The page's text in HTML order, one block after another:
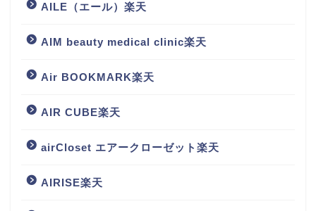
AILE（エール）楽天
AIM beauty medical clinic楽天
Air BOOKMARK楽天
AIR CUBE楽天
airCloset エアークローゼット楽天
AIRISE楽天